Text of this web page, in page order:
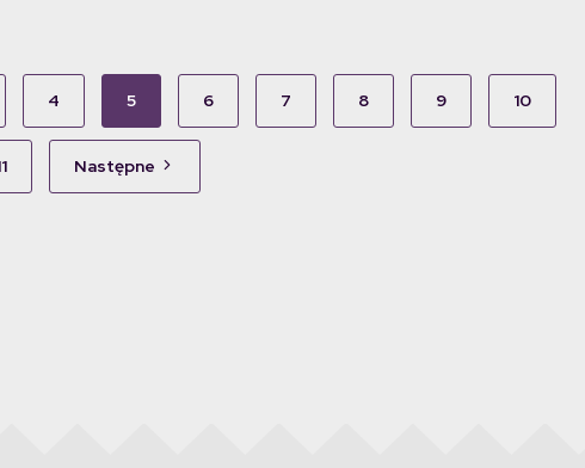
4 5 6 7 8 9 10
Następne